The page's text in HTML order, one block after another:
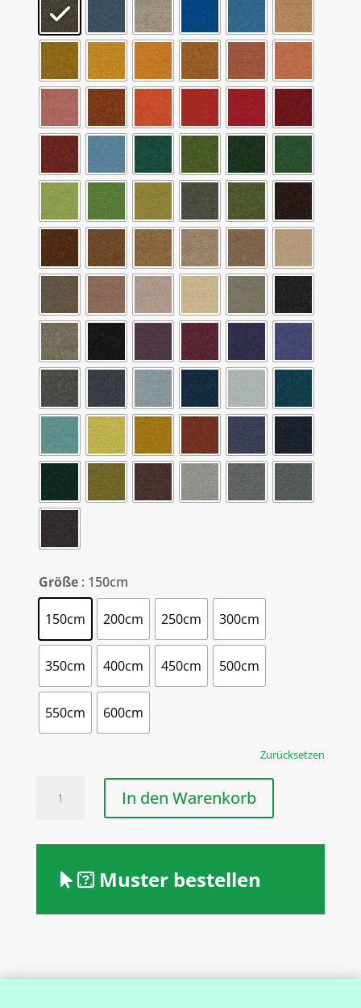
Größe : 150cm
150cm 200cm 250cm 300cm
350cm 400cm 450cm 500cm
550cm 600cm
Zurücksetzen
Läufer
Meter
Breit
Menge
In den Warenkorb
Muster bestellen